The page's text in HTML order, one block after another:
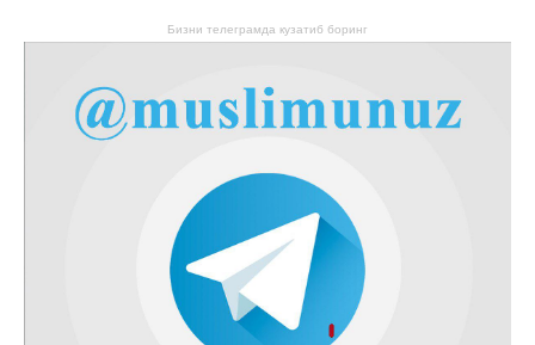
Бизни телеграмда кузатиб боринг